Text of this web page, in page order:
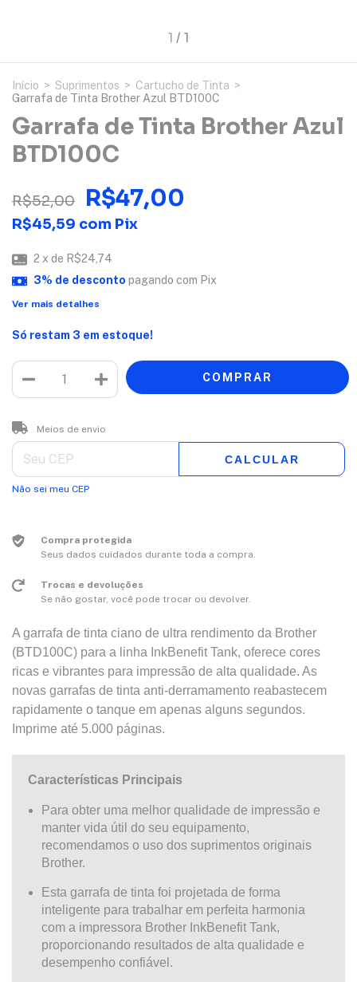
1 / 1
Início > Suprimentos > Cartucho de Tinta >
Garrafa de Tinta Brother Azul BTD100C
Garrafa de Tinta Brother Azul
BTD100C
R$52,00 R$47,00
R$45,59 com Pix
2 x de R$24,74
3% de desconto pagando com Pix
Ver mais detalhes
Só restam 3 em estoque!
Entregas para o CEP:
Meios de envio
CALCULAR
Não sei meu CEP
Compra protegida
Seus dados cuidados durante toda a compra.
Trocas e devoluções
Se não gostar, você pode trocar ou devolver.
A garrafa de tinta ciano de ultra rendimento da Brother
(BTD100C) para a linha InkBenefit Tank, oferece cores
ricas e vibrantes para impressão de alta qualidade. As
novas garrafas de tinta anti-derramamento reabastecem
rapidamente o tanque em apenas alguns segundos.
Imprime até 5.000 páginas.
Características Principais
Para obter uma melhor qualidade de impressão e
manter vida útil do seu equipamento,
recomendamos o uso dos suprimentos originais
Brother.
Esta garrafa de tinta foi projetada de forma
inteligente para trabalhar em perfeita harmonia
com a impressora Brother InkBenefit Tank,
proporcionando resultados de alta qualidade e
desempenho confiável.